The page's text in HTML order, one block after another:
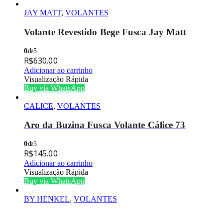
JAY MATT, VOLANTES
Volante Revestido Bege Fusca Jay Matt
0de 5
R$630.00
Adicionar ao carrinho
Visualização Rápida
Buy via WhatsApp
CALICE, VOLANTES
Aro da Buzina Fusca Volante Cálice 73
0de 5
R$145.00
Adicionar ao carrinho
Visualização Rápida
Buy via WhatsApp
BY HENKEL, VOLANTES